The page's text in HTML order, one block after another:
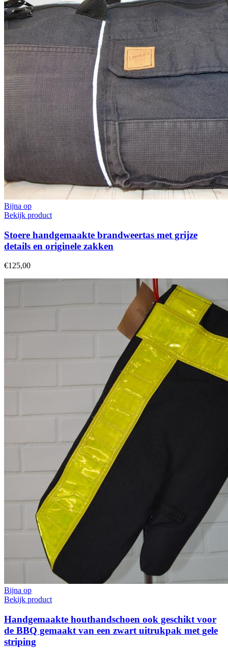
Bijna op
Bekijk product
Stoere handgemaakte brandweertas met grijze
details en originele zakken
€125,00
Bijna op
Bekijk product
Handgemaakte houthandschoen ook geschikt voor
de BBQ gemaakt van een zwart uitrukpak met gele
striping